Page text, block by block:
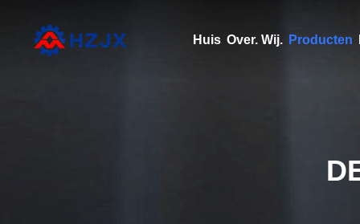
Huis Over. Wij. Producten